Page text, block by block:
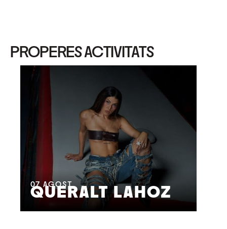
PROPERES ACTIVITATS
07 AGOST
QUERALT LAHOZ